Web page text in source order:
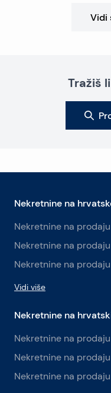
Vidi
Tražiš
Nekretnine na
Nekretnine na
Nekretnine na
Nekretnine na
Vidi više
Nekretnine na
Nekretnine na
Nekretnine na
Nekretnine na